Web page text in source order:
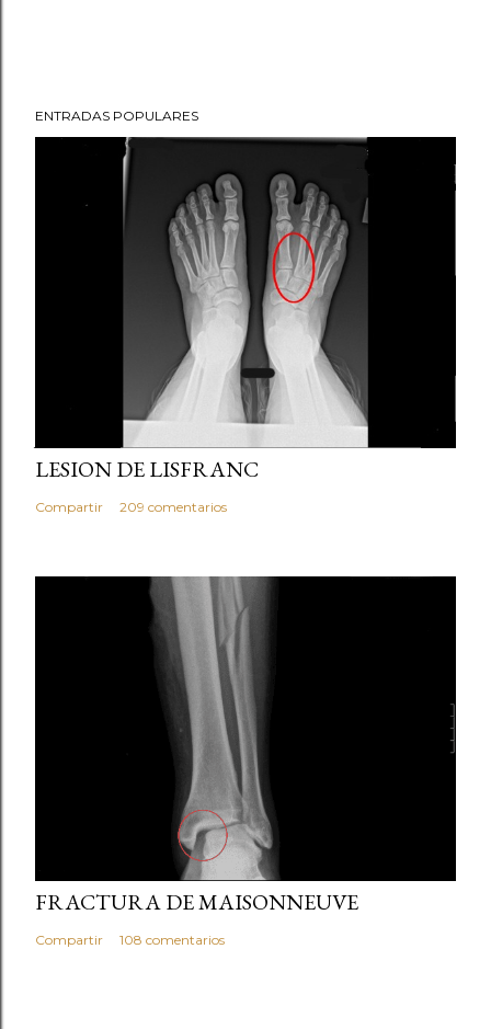
ENTRADAS POPULARES
LESION DE LISFRANC
Compartir 209 comentarios
FRACTURA DE MAISONNEUVE
Compartir 108 comentarios